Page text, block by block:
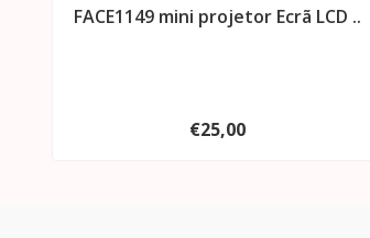
FACE1149 mini projetor Ecrã LCD ..
€25,00